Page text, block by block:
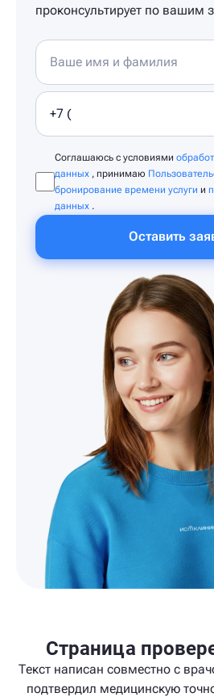
проконсультирует по вашим
Соглашаюсь с условиями
данных , принимаю
бронирование времени услуги и
данных .
Оставить
Страница
Текст написан совместно с
подтвердил медицинскую